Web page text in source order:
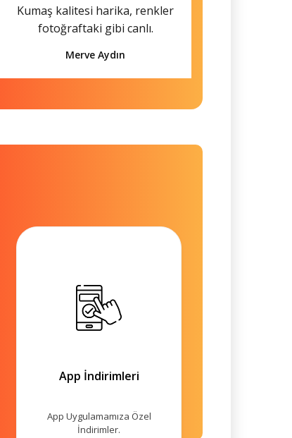
Kumaş kalitesi harika, renkler
fotoğraftaki gibi canlı.
Merve Aydın
App İndirimleri
App Uygulamamıza Özel
İndirimler.